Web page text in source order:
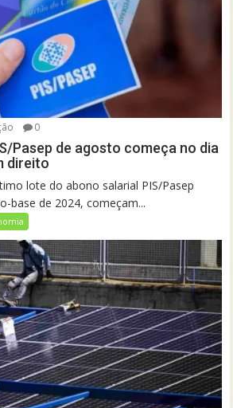
0
Pasep de agosto começa no dia
direito
lote do abono salarial PIS/Pasep
base de 2024, começam...